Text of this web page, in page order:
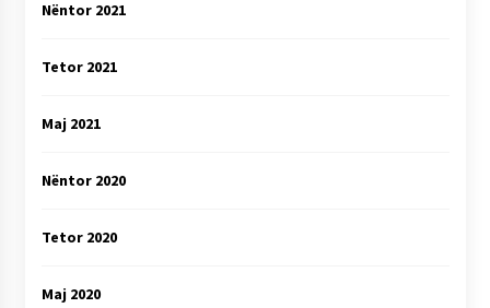
Nëntor 2021
Tetor 2021
Maj 2021
Nëntor 2020
Tetor 2020
Maj 2020